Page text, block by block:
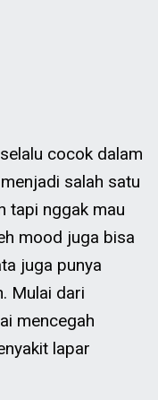
cocok dalam
salah satu
tapi nggak mau
mood juga bisa
juga punya
Mulai dari
mencegah
lapar